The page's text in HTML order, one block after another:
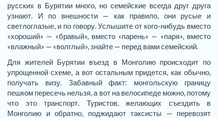
русских в Бурятии много, но семейские всегда друг друга
узнают. И по внешности — как правило, они русые и
светлоглазые, и по говору. Услышите от кого-нибудь вместо
«хороший» — «бравый», вместо «парень» — «паря», вместо
«влажный» — «волглый», знайте — перед вами семейский.
Для жителей Бурятии въезд в Монголию происходит по
упрощенной схеме, а вот остальным придется, как обычно,
получать визу. Забавный факт: монгольскую границу
пешком пересечь нельзя, а вот на велосипеде можно, потому
что это транспорт. Туристов, желающих съездить в
Монголию и обратно, поджидают таксисты — перевозят